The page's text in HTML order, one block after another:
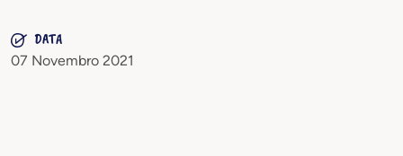
DATA
07 Novembro 2021